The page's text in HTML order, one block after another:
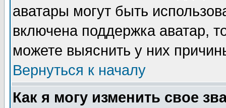
аватары могут быть
включена поддержка аватар,
можете выяснить у них
Вернуться к началу
Как я могу изменить свое